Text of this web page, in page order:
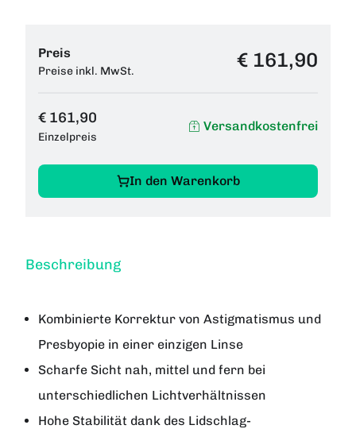
Preis
Preise inkl. MwSt. € 161,90
€ 161,90
Einzelpreis
Versandkostenfrei
In den Warenkorb
Beschreibung
Kombinierte Korrektur von Astigmatismus und
Presbyopie in einer einzigen Linse
Scharfe Sicht nah, mittel und fern bei
unterschiedlichen Lichtverhältnissen
Hohe Stabilität dank des Lidschlag-